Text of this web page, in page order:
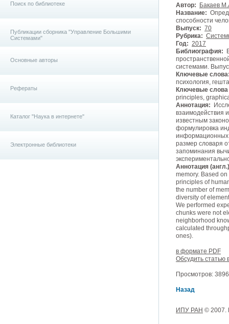
Поиск по библиотеке
Публикации сборника "Управление Большими
Системами"
Основные авторы
Рефераты
Каталог "Наука в интернете"
Электронные библиотеки
Автор:
Бакаев
Название:
способности
Выпуск: 70
Рубрика:
Год: 2017
Библиография:
системами.
Ключевые
психология,
Ключевые слова
principles,
Аннотация:
взаимодействия
известным
формулировка
информационных
размер словаря
запоминания
Аннотация
memory. Based
principles of
the number of
diversity of
We performed
chunks were not
neighborhood
calculated
ones).
в формате PDF
Обсудить статью
Просмотров:
Назад
ИПУ РАН © 2007.